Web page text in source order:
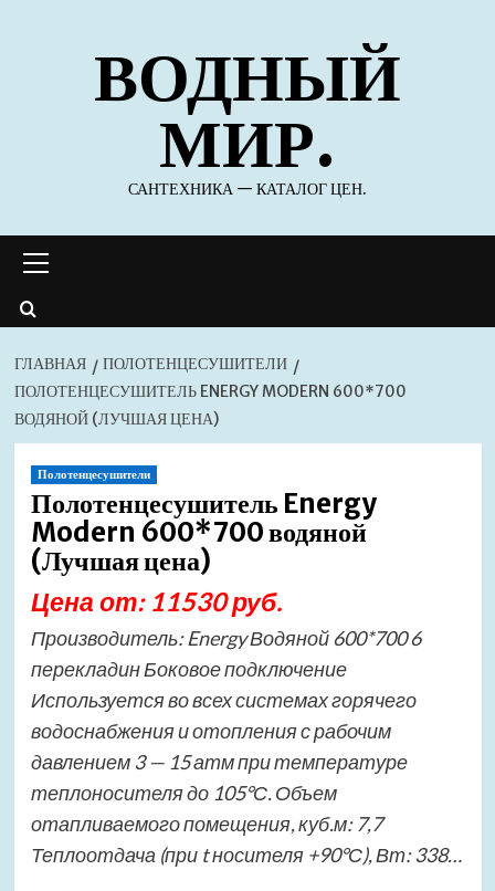
содержимомуВОДНЫЙ
МИР.
САНТЕХНИКА — КАТАЛОГ ЦЕН.
меню
ГЛАВНАЯ
ПОЛОТЕНЦЕСУШИТЕЛИ
ПОЛОТЕНЦЕСУШИТЕЛЬ ENERGY MODERN 600*700
ВОДЯНОЙ (ЛУЧШАЯ ЦЕНА)
Полотенцесушители
Полотенцесушитель Energy
Modern 600*700 водяной
(Лучшая цена)
Цена от: 11530 руб.
Производитель: Energy Водяной 600*700 6
перекладин Боковое подключение
Используется во всех системах горячего
водоснабжения и отопления с рабочим
давлением 3 — 15 атм при температуре
теплоносителя до 105°С. Объем
отапливаемого помещения, куб.м: 7,7
Теплоотдача (при t носителя +90°С), Вт: 338…